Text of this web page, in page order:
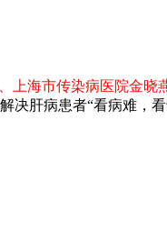
上海市传染病医院金晓
决肝病患者“看病难，